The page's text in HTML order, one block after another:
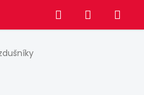
Hledat NÁKUPNÍ
KOŠÍK